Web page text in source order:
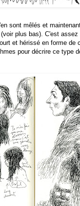
sont mêlés et
plus bas). C'est
et hérissé en forme de
pour décrire ce type